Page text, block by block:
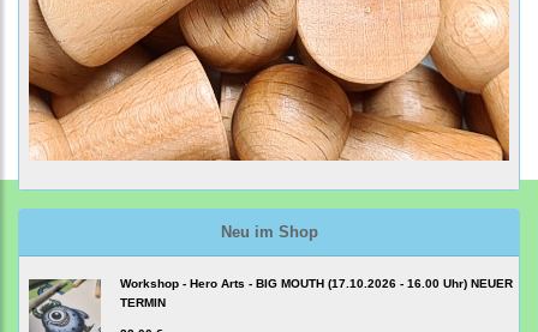
Neu im Shop
Workshop - Hero Arts - BIG MOUTH (17.10.2026 - 16.00 Uhr) NEUER
TERMIN